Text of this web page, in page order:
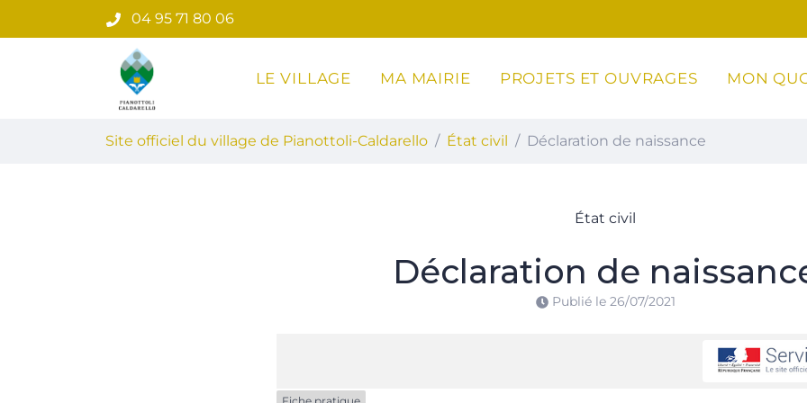
au
04 95 71 80 06
Site officiel du village de Pianottoli-Caldarello
LE VILLAGE MA MAIRIE PROJETS ET OUVRAGES MON
Site officiel du village de Pianottoli-Caldarello État civil Déclaration de naissance
État civil
Déclaration de
Publié le 26/07/2021